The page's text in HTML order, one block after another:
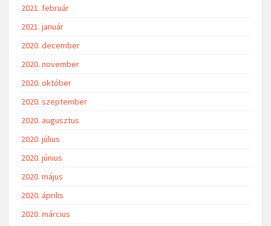
2021. február
2021. január
2020. december
2020. november
2020. október
2020. szeptember
2020. augusztus
2020. július
2020. június
2020. május
2020. április
2020. március